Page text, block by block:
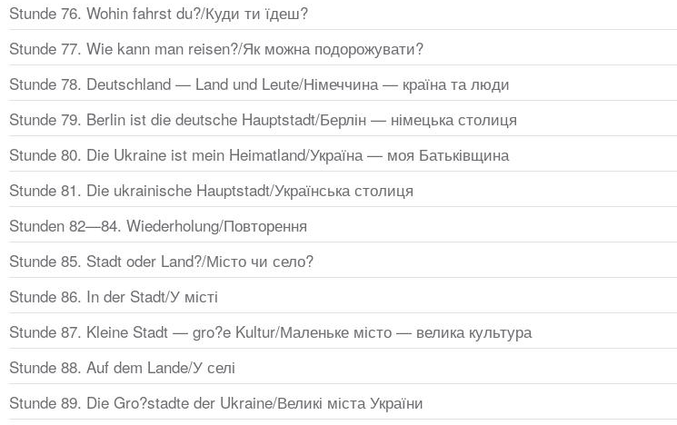
Stunde 76. Wohin fahrst du?/Куди ти їдеш?
Stunde 77. Wie kann man reisen?/Як можна подорожувати?
Stunde 78. Deutschland — Land und Leute/Німеччина — країна та люди
Stunde 79. Berlin ist die deutsche Hauptstadt/Берлін — німецька столиця
Stunde 80. Die Ukraine ist mein Heimatland/Україна — моя Батьківщина
Stunde 81. Die ukrainische Hauptstadt/Українська столиця
Stunden 82—84. Wiederholung/Повторення
Stunde 85. Stadt oder Land?/Місто чи село?
Stunde 86. In der Stadt/У місті
Stunde 87. Kleine Stadt — gro?e Kultur/Маленьке місто — велика культура
Stunde 88. Auf dem Lande/У селі
Stunde 89. Die Gro?stadte der Ukraine/Великі міста України